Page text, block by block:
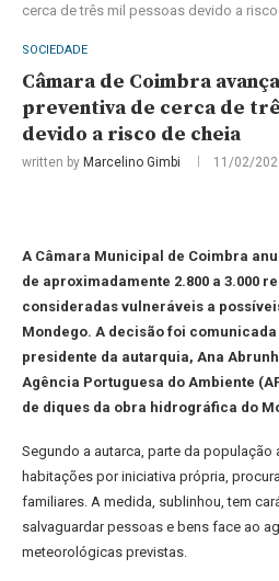
cerca de três mil pessoas devido a
SOCIEDADE
Câmara de Coimbra
preventiva de cerca de
devido a risco de cheia
written by Marcelino Gimbi 11/02/
A Câmara Municipal de Coimbra
de aproximadamente 2.800 a 3.000
consideradas vulneráveis a
Mondego. A decisão foi
presidente da autarquia, Ana
Agência Portuguesa do Ambiente
de diques da obra hidrográfica do
Segundo a autarca, parte da população
habitações por iniciativa própria,
familiares. A medida, sublinhou, tem
salvaguardar pessoas e bens face ao
meteorológicas previstas.